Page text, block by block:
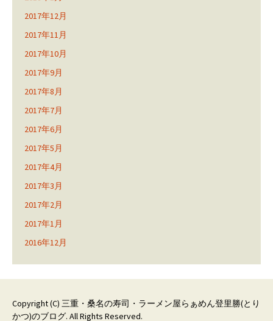
2017年12月
2017年11月
2017年10月
2017年9月
2017年8月
2017年7月
2017年6月
2017年5月
2017年4月
2017年3月
2017年2月
2017年1月
2016年12月
Copyright (C) 三重・桑名の寿司・ラーメン屋らぁめん登里勝(とり
かつ)のブログ. All Rights Reserved.